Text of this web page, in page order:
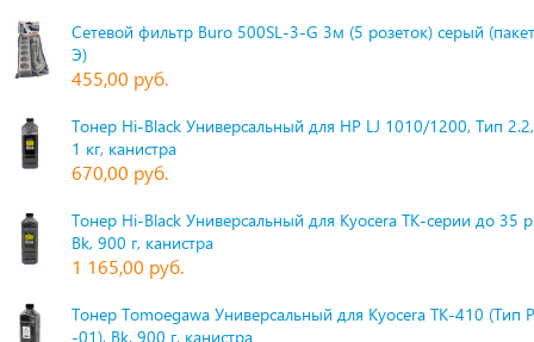
Сетевой фильтр Buro 500SL-3-G 3м (5 розеток) серый
Э)
455,00 руб.
Тонер Hi-Black Универсальный для HP LJ 1010/1200, Тип
1 кг, канистра
670,00 руб.
Тонер Hi-Black Универсальный для Kyocera TK-серии до 35
Bk, 900 г, канистра
1 165,00 руб.
Тонер Tomoegawa Универсальный для Kyocera TK-410 (Тип
-01), Bk, 900 г, канистра